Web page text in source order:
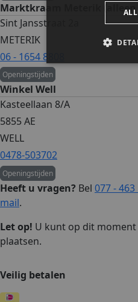
Marktkraam Meterik (alleen
Sint Jansstraat 2a
METERIK
06 - 1654 8808
Openingstijden
Winkel Well
Kasteellaan 8/A
5855 AE
WELL
0478-503702
Openingstijden
Heeft u vragen? Bel 077 - 463
mail.
Let op! U kunt op dit
plaatsen.
Veilig betalen
Naam